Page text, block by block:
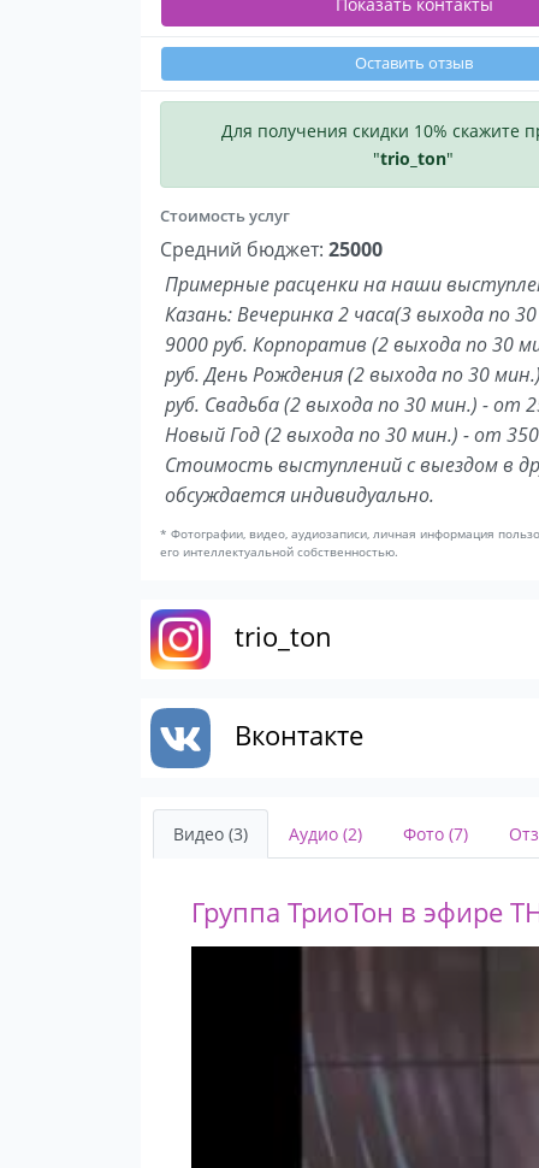
Оставить отзыв
Для получения скидки 10% скажите
"trio_ton"
Стоимость услуг
Средний бюджет: 25000
Примерные расценки на наши
Казань: Вечеринка 2 часа(3 выхода по
9000 руб. Корпоратив (2 выхода по 30
руб. День Рождения (2 выхода по 30
руб. Свадьба (2 выхода по 30 мин.) - от
Новый Год (2 выхода по 30 мин.) - от
Стоимость выступлений с выездом в
обсуждается индивидуально.
* Фотографии, видео, аудиозаписи, личная информация
его интеллектуальной собственностью.
trio_ton
Вконтакте
Видео (3) Аудио (2) Фото (7)
Группа ТриоТон в эфире